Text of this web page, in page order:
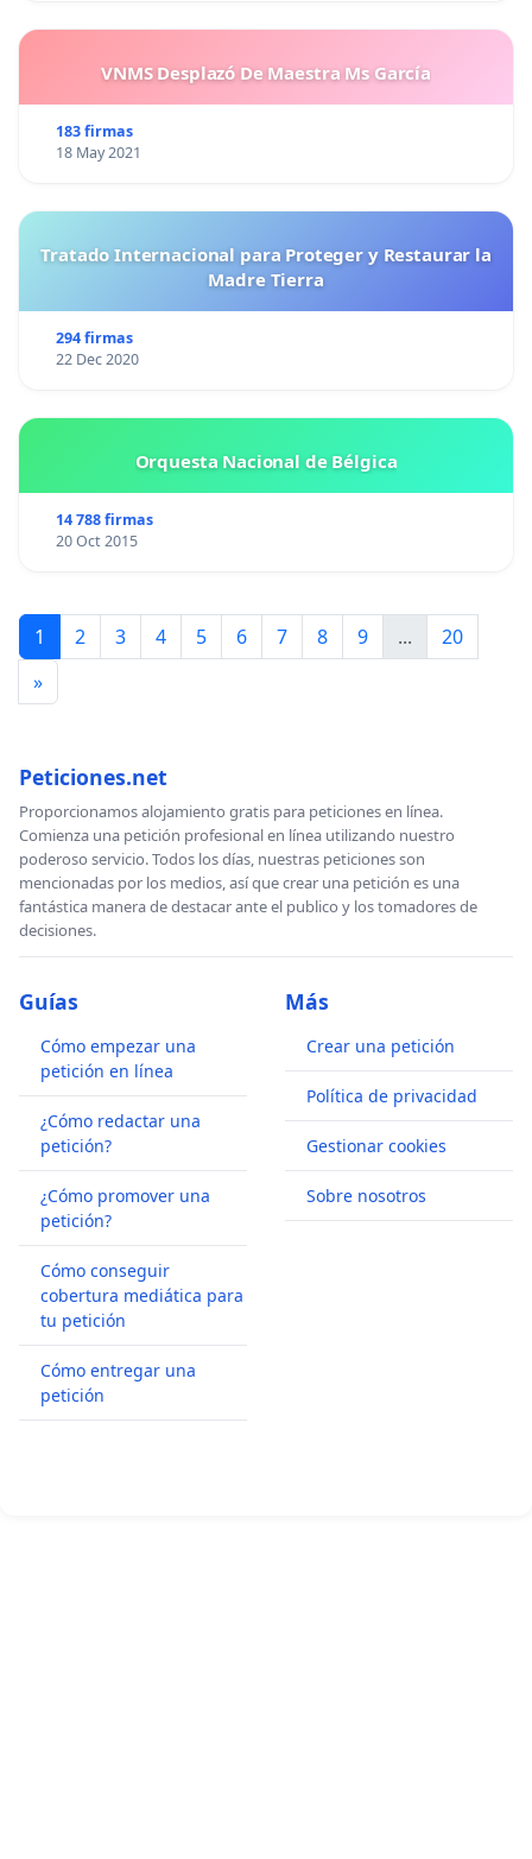
VNMS Desplazó De Maestra Ms García
183 firmas
18 May 2021
Tratado Internacional para Proteger y Restaurar la
Madre Tierra
294 firmas
22 Dec 2020
Orquesta Nacional de Bélgica
14 788 firmas
20 Oct 2015
1 2 3 4 5 6 7 8 9 ...
20
»
Peticiones.net
Proporcionamos alojamiento gratis para peticiones en línea.
Comienza una petición profesional en línea utilizando nuestro
poderoso servicio. Todos los días, nuestras peticiones son
mencionadas por los medios, así que crear una petición es una
fantástica manera de destacar ante el publico y los tomadores de
decisiones.
Guías
Cómo empezar una
petición en línea
¿Cómo redactar una
petición?
¿Cómo promover una
petición?
Cómo conseguir
cobertura mediática para
tu petición
Cómo entregar una
petición
Más
Crear una petición
Política de privacidad
Gestionar cookies
Sobre nosotros